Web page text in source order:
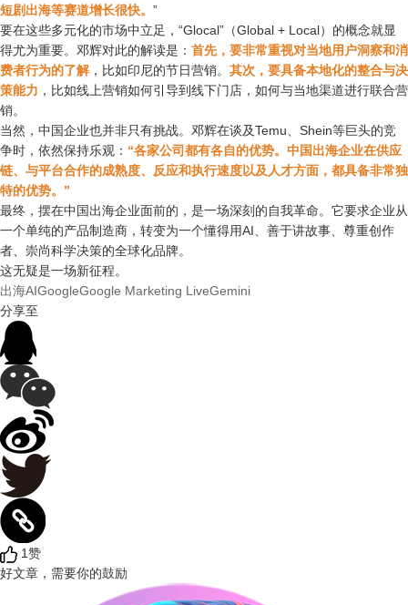
短剧出海等赛道增长很快。 ”
要在这些多元化的市场中立足，“Glocal”（Global + Local）的概念就显
得尤为重要。邓辉对此的解读是： 首先，要非常重视对当地用户洞察和消
费者行为的了解，比如印尼的节日营销。 其次，要具备本地化的整合与决
策能力 ，比如线上营销如何引导到线下门店，如何与当地渠道进行联合营
销。
当然，中国企业也并非只有挑战。邓辉在谈及Temu、Shein等巨头的竞
争时，依然保持乐观： “各家公司都有各自的优势。中国出海企业在供应
链、与平台合作的成熟度、反应和执行速度以及人才方面，都具备非常独
特的优势。”
最终，摆在中国出海企业面前的，是一场深刻的自我革命。它要求企业从
一个单纯的产品制造商，转变为一个懂得用AI、善于讲故事、尊重创作
者、崇尚科学决策的全球化品牌。
这无疑是一场新征程。
出海AIGoogleGoogle Marketing LiveGemini
分享至
1赞
好文章，需要你的鼓励